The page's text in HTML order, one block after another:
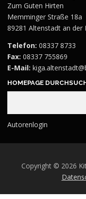
Zum Guten Hirten
Memminger Straße 18a
89281 Altenstadt an der
Telefon: 08337 8733
Fax: 08337 755869
E-Mail:
HOMEPAGE
Autorenlogin
Copyright © 2026